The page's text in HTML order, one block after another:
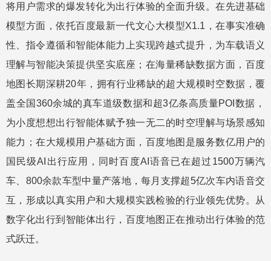
将用户需求的爆发转化为出行体验的全面升级。在先进基础
模型方面，依托百度最新一代文心大模型X1.1，在事实准确
性、指令遵循和智能体能力上实现跨越式提升，为车载语义
理解与智能决策提供坚实底座；在海量稀缺数据方面，百度
地图长期深耕20年，拥有行业稀缺的超大规模时空数据，覆
盖全国360余城的真车道级数据和超3亿条高质量POI数据，
为小度想想出行智能体赋予独一无二的时空理解与场景感知
能力；在大规模用户基础方面，百度地图是服务数亿用户的
国民级AI出行应用，同时百度AI语音已在超过1500万辆汽
车、800余款车型中量产落地，每月支撑超5亿次车内语音交
互，形成以真实用户和大规模实践检验的行业领先优势。从
数字化出行到智能体出行，百度地图正在推动出行体验的范
式跃迁。